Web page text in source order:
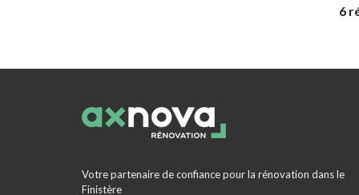
6
Votre partenaire de confiance pour la rénovation dans le
Finistère